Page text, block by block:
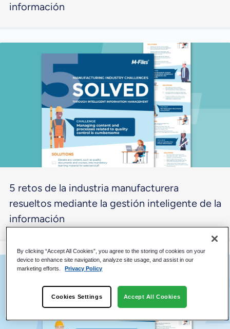
información
5 retos de la industria manufacturera
resueltos mediante la gestión inteligente de la
información
By clicking “Accept All Cookies”, you agree to the storing of cookies on your
device to enhance site navigation, analyze site usage, and assist in our
marketing efforts.
Privacy Policy
Cookies Settings Accept All Cookies